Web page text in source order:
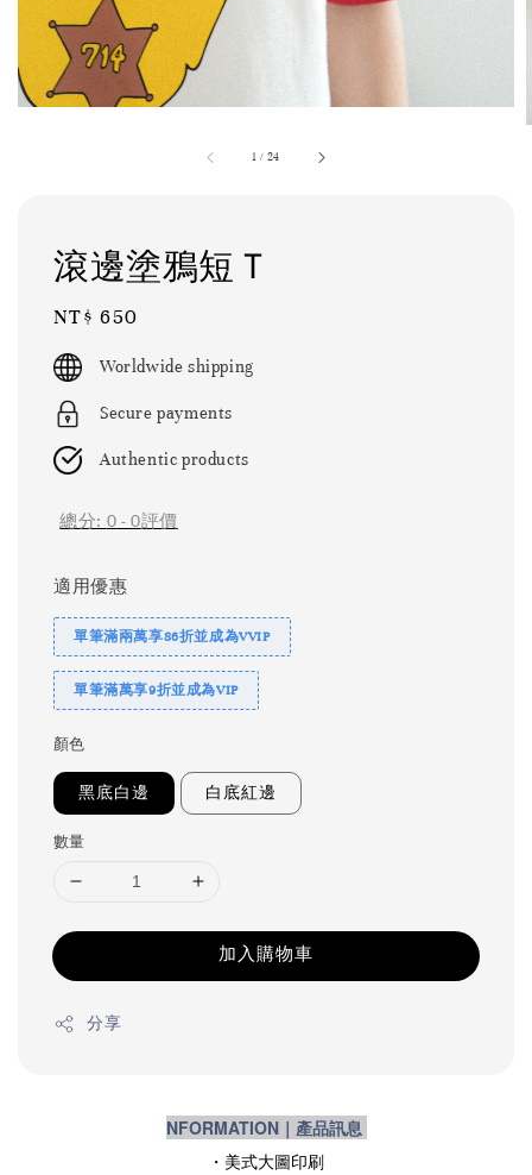
1 / 24
滾邊塗鴉短Ｔ
Regular
price
NT$ 650
Worldwide shipping
Secure payments
Authentic products
總分: 0 - 0評價
適用優惠
單筆滿兩萬享86折並成為VVIP
單筆滿萬享9折並成為VIP
顏色
黑底白邊 白底紅邊
數量
加入購物車
分享
NFORMATION｜產品訊息
・美式大圖印刷